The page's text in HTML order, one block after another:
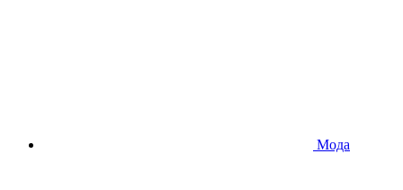
Мода